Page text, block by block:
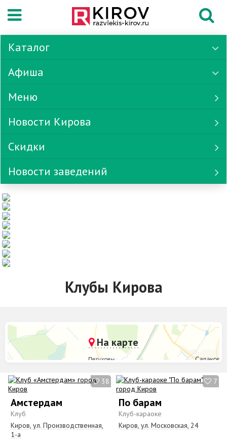
Каталог
Афиша
Меню
Новости Кирова
Скидки
Новости заведений
Клубы Кирова
На карте
38
Амстердам
Клуб
Киров, ул. Пpoизвoдcтвeннaя,
1-a
7
По барам
Клуб-караоке
Киров, ул. Московская, 24